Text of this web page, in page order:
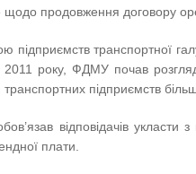
щодо продовження договору
транспортної
року, ФДМУ почав
підприємств
відповідачів укласти
плати.